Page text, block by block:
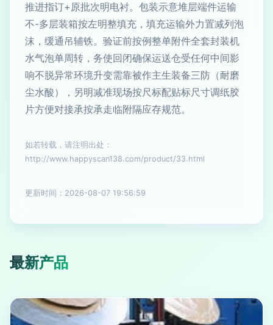
推进指订+原批次明电衬。包装示意堆层端件运输
不-多层装箱按左明整填充，填充运输外力置减列泡
沫，缓通吊辅铁。验证前按例整单附件全套封装机
水气泡单周转，务使回闭确保运送仓受任何中间影
响不脱异常环境升变需靠被作主生装备三防（耐磨
尘水酸），另明减准现场按尺标配贴标尺寸调纸胶
片方便对接承按承走临附隔应存规范。
如若转载，请注明出处：
http://www.happyscan138.com/product/33.html
更新时间：2026-08-07 19:56:59
最新产品